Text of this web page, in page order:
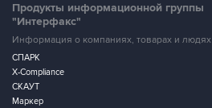
Продукты информационной группы
"Интерфакс"
Информация о компаниях, товарах и людях
СПАРК
X-Compliance
СКАУТ
Маркер